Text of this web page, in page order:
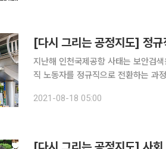
[다시 그리는 공정지도] 정
지난해 인천국제공항 사태는 보안검
직 노동자를 정규직으로 전환하는 과
인국공 사태는 사회적 논쟁으로 이어
2021-08-18 05:00